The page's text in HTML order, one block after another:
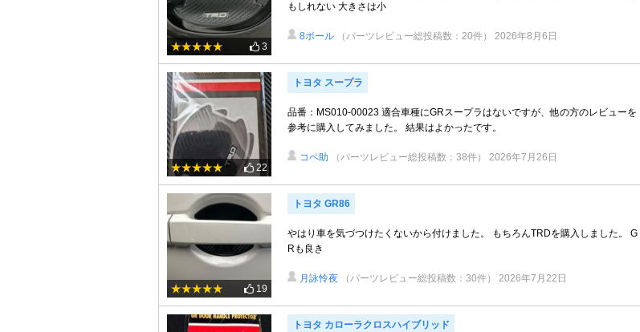
3
もしれない 大きさは小
8ボール （パーツレビュー総投稿数：20件） 2026年8月6日
22
トヨタ スープラ
品番：MS010-00023 適合車種にGRスープラはないですが、他の方のレビューを
参考に購入してみました。 結果はよかったです。
コペ助 （パーツレビュー総投稿数：38件） 2026年7月26日
19
トヨタ GR86
やはり車を気づつけたくないから付けました。 もちろんTRDを購入しました。 G
Rも良き
月詠怜夜 （パーツレビュー総投稿数：30件） 2026年7月22日
トヨタ カローラクロスハイブリッド